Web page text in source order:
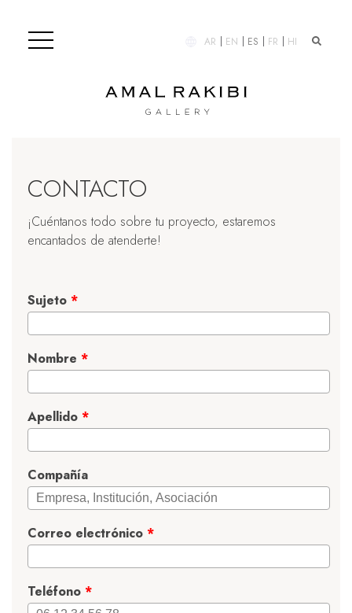
AR EN ES FR HI
CONTACTO
¡Cuéntanos todo sobre tu proyecto, estaremos
encantados de atenderte!
Sujeto *
Nombre *
Apellido *
Compañía
Correo electrónico *
Teléfono *